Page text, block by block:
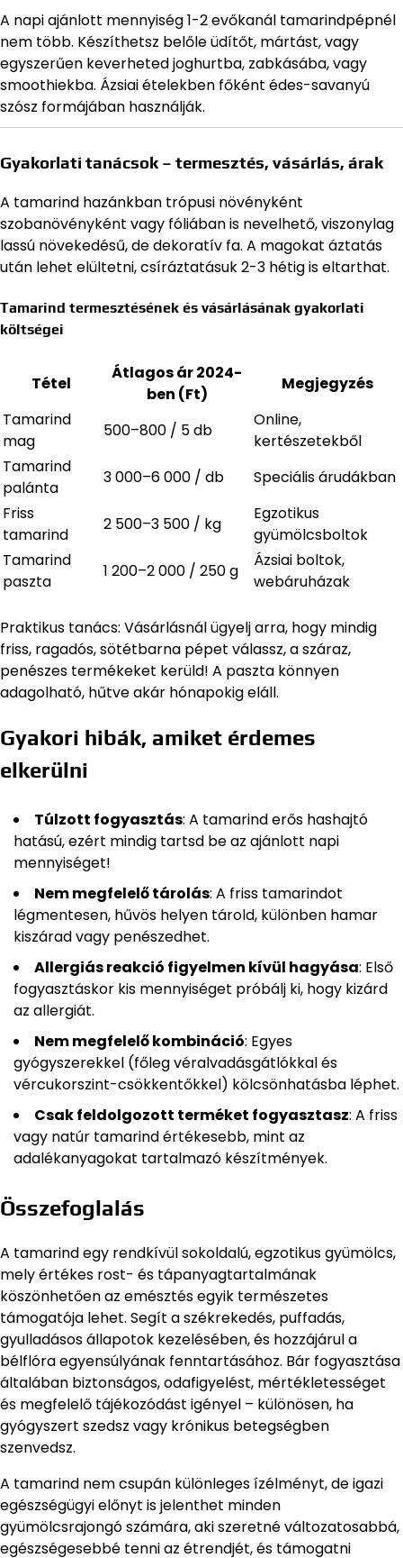
A napi ajánlott mennyiség 1-2 evőkanál tamarindpépnél
nem több. Készíthetsz belőle üdítőt, mártást, vagy
egyszerűen keverheted joghurtba, zabkásába, vagy
smoothiekba. Ázsiai ételekben főként édes-savanyú
szósz formájában használják.
Gyakorlati tanácsok – termesztés, vásárlás, árak
A tamarind hazánkban trópusi növényként
szobanövényként vagy fóliában is nevelhető, viszonylag
lassú növekedésű, de dekoratív fa. A magokat áztatás
után lehet elültetni, csíráztatásuk 2-3 hétig is eltarthat.
Tamarind termesztésének és vásárlásának gyakorlati
költségei
Tétel
Átlagos ár 2024-
ben (Ft)
Megjegyzés
Tamarind
mag
500–800 / 5 db
Online,
kertészetekből
Tamarind
palánta
3 000–6 000 / db
Speciális árudákban
Friss
tamarind
2 500–3 500 / kg
Egzotikus
gyümölcsboltok
Tamarind
paszta
1 200–2 000 / 250 g
Ázsiai boltok,
webáruházak
Praktikus tanács: Vásárlásnál ügyelj arra, hogy mindig
friss, ragadós, sötétbarna pépet válassz, a száraz,
penészes termékeket kerüld! A paszta könnyen
adagolható, hűtve akár hónapokig eláll.
Gyakori hibák, amiket érdemes
elkerülni
Túlzott fogyasztás: A tamarind erős hashajtó
hatású, ezért mindig tartsd be az ajánlott napi
mennyiséget!
Nem megfelelő tárolás: A friss tamarindot
légmentesen, hűvös helyen tárold, különben hamar
kiszárad vagy penészedhet.
Allergiás reakció figyelmen kívül hagyása: Első
fogyasztáskor kis mennyiséget próbálj ki, hogy kizárd
az allergiát.
Nem megfelelő kombináció: Egyes
gyógyszerekkel (főleg véralvadásgátlókkal és
vércukorszint-csökkentőkkel) kölcsönhatásba léphet.
Csak feldolgozott terméket fogyasztasz: A friss
vagy natúr tamarind értékesebb, mint az
adalékanyagokat tartalmazó készítmények.
Összefoglalás
A tamarind egy rendkívül sokoldalú, egzotikus gyümölcs,
mely értékes rost- és tápanyagtartalmának
köszönhetően az emésztés egyik természetes
támogatója lehet. Segít a székrekedés, puffadás,
gyulladásos állapotok kezelésében, és hozzájárul a
bélflóra egyensúlyának fenntartásához. Bár fogyasztása
általában biztonságos, odafigyelést, mértékletességet
és megfelelő tájékozódást igényel – különösen, ha
gyógyszert szedsz vagy krónikus betegségben
szenvedsz.
A tamarind nem csupán különleges ízélményt, de igazi
egészségügyi előnyt is jelenthet minden
gyümölcsrajongó számára, aki szeretné változatosabbá,
egészségesebbé tenni az étrendjét, és támogatni